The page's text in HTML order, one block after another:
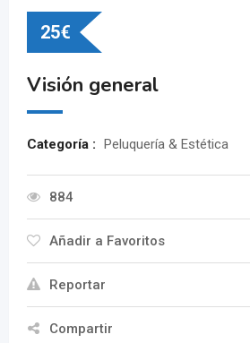
25€
Visión general
Categoría : Peluquería & Estética
884
Añadir a Favoritos
Reportar
Compartir